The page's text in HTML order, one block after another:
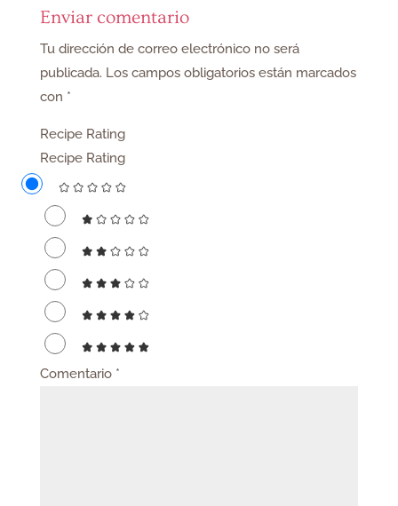
Enviar comentario
Tu dirección de correo electrónico no será
publicada. Los campos obligatorios están marcados
con *
Recipe Rating
Recipe Rating
Comentario *